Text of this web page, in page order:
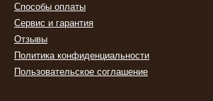
Способы оплаты
Сервис и гарантия
Отзывы
Политика конфиденциальности
Пользовательское соглашение